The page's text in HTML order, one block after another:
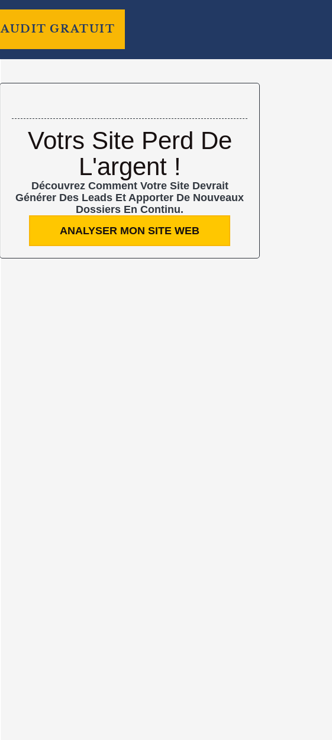
AUDIT GRATUIT
Votrs Site Perd De
L'argent !
Découvrez Comment Votre Site Devrait
Générer Des Leads Et Apporter De Nouveaux
Dossiers En Continu.
ANALYSER MON SITE WEB